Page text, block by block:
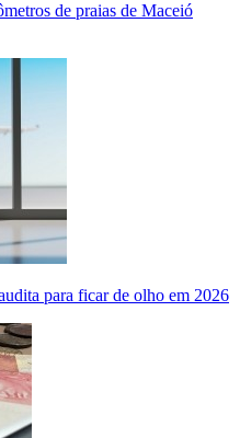
de praias de Maceió
para ficar de olho em 2026